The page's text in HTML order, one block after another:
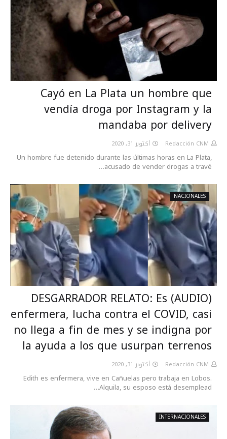
Cayó en La Plata un hombre que
vendía droga por Instagram y la
mandaba por delivery
Redacción CNM أكتوبر 31, 2020
Un hombre fue detenido durante las últimas horas en La Plata,
acusado de vender drogas a travé…
NACIONALES
(AUDIO) DESGARRADOR RELATO: Es
enfermera, lucha contra el COVID, casi
no llega a fin de mes y se indigna por
la ayuda a los que usurpan terrenos
Redacción CNM أكتوبر 31, 2020
Edith es enfermera, vive en Cañuelas pero trabaja en Lobos.
Alquila, su esposo está desemplead…
INTERNACIONALES